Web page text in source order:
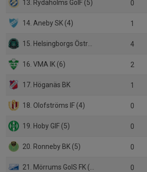
13. Rydaholms GoIF (5) 0
14. Aneby SK (4) 1
15. Helsingborgs Östra IF (6) 4
16. VMA IK (6) 2
17. Höganäs BK 1
18. Olofströms IF (4) 0
19. Hoby GIF (5) 0
20. Ronneby BK (5) 0
21. Mörrums GoIS FK (5) 0